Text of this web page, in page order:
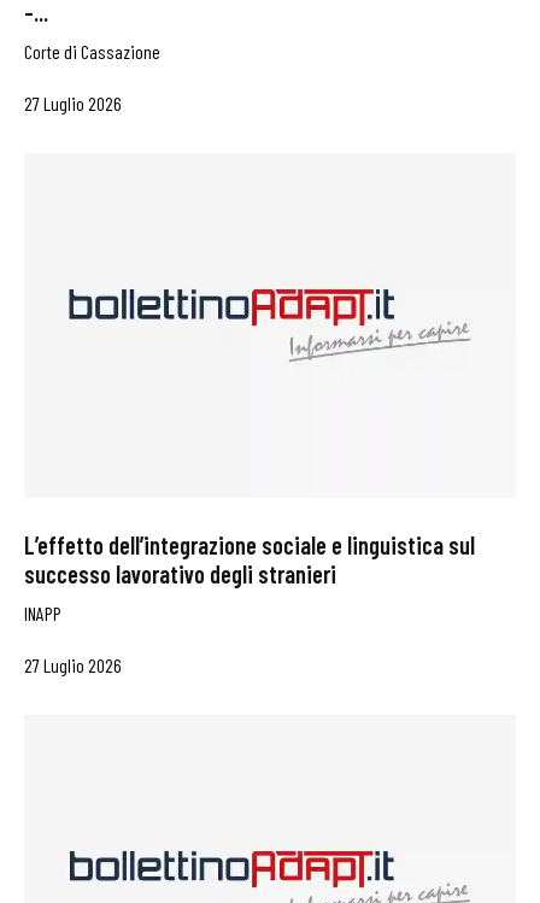
–...
Corte di Cassazione
27 Luglio 2026
L’effetto dell’integrazione sociale e linguistica sul
successo lavorativo degli stranieri
INAPP
27 Luglio 2026